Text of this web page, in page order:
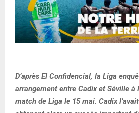
D’après El Confidencial, la Liga
arrangement entre Cadix et Séville à
match de Liga le 15 mai. Cadix